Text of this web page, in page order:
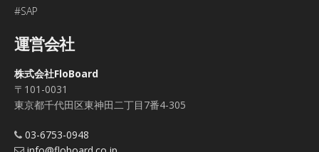
#SAP
運営会社
株式会社FloBoard
〒101-0031
東京都千代田区東神田二丁目7番4-305
03-6753-0948